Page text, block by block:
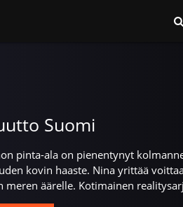
Suomi
pinta-ala on pienentynyt
kovin haaste. Nina yrittää
meren äärelle. Kotimainen